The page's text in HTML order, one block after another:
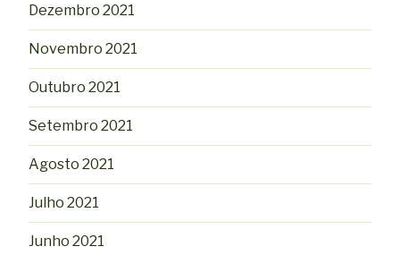
Dezembro 2021
Novembro 2021
Outubro 2021
Setembro 2021
Agosto 2021
Julho 2021
Junho 2021